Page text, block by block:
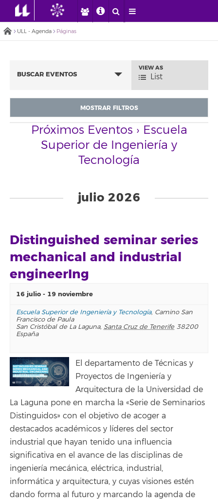
ULL - Agenda Páginas
BUSCAR EVENTOS
Event
Navigation
VIEW AS
List
MOSTRAR FILTROS
Próximos Eventos › Escuela
Superior de Ingeniería y
Tecnología
List
julio 2026
Distinguished seminar series
mechanical and industrial
engineerIng
16 julio - 19 noviembre
Escuela Superior de Ingeniería y Tecnología, Camino San
Francisco de Paula
San Cristóbal de La Laguna, Santa Cruz de Tenerife 38200
España
El departamento de Técnicas y
Proyectos de Ingeniería y
Arquitectura de la Universidad de
La Laguna pone en marcha la «Serie de Seminarios
Distinguidos» con el objetivo de acoger a
destacados académicos y líderes del sector
industrial que hayan tenido una influencia
significativa en el avance de las disciplinas de
ingeniería mecánica, eléctrica, industrial,
informática y arquitectura, y cuyas visiones estén
dando forma al futuro y marcando la agenda de